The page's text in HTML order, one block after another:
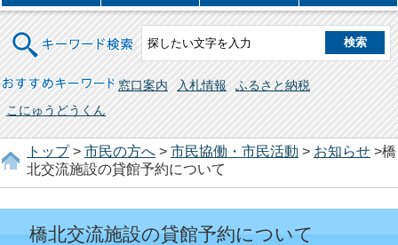
キーワード検索
おすすめキーワード 窓口案内 入札情報
ふるさと納税
こにゅうどうくん
トップ> 市民の方へ > 市民協働・市民活動 > お知らせ >橋
北交流施設の貸館予約について
橋北交流施設の貸館予約について